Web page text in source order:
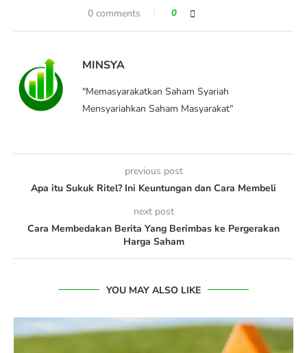
0 comments 0
MINSYA
"Memasyarakatkan Saham Syariah
Mensyariahkan Saham Masyarakat"
previous post
Apa itu Sukuk Ritel? Ini Keuntungan dan Cara Membeli
next post
Cara Membedakan Berita Yang Berimbas ke Pergerakan
Harga Saham
YOU MAY ALSO LIKE